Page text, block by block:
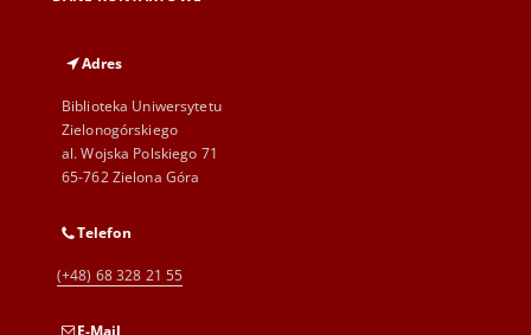
Adres
Biblioteka Uniwersytetu
Zielonogórskiego
al. Wojska Polskiego 71
65-762 Zielona Góra
Telefon
(+48) 68 328 21 55
E-Mail